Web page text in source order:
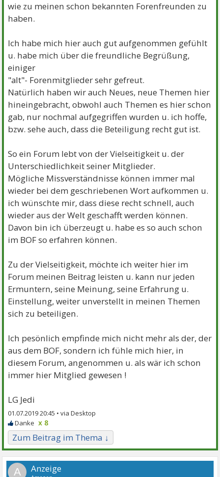
wie zu meinen schon bekannten Forenfreunden zu
haben.
Ich habe mich hier auch gut aufgenommen gefühlt
u. habe mich über die freundliche Begrüßung,
einiger
"alt"- Forenmitglieder sehr gefreut.
Natürlich haben wir auch Neues, neue Themen hier
hineingebracht, obwohl auch Themen es hier schon
gab, nur nochmal aufgegriffen wurden u. ich hoffe,
bzw. sehe auch, dass die Beteiligung recht gut ist.
So ein Forum lebt von der Vielseitigkeit u. der
Unterschiedlichkeit seiner Mitglieder.
Mögliche Missverständnisse können immer mal
wieder bei dem geschriebenen Wort aufkommen u.
ich wünschte mir, dass diese recht schnell, auch
wieder aus der Welt geschafft werden können.
Davon bin ich überzeugt u. habe es so auch schon
im BOF so erfahren können.
Zu der Vielseitigkeit, möchte ich weiter hier im
Forum meinen Beitrag leisten u. kann nur jeden
Ermuntern, seine Meinung, seine Erfahrung u.
Einstellung, weiter unverstellt in meinen Themen
sich zu beteiligen.
Ich pesönlich empfinde mich nicht mehr als der, der
aus dem BOF, sondern ich fühle mich hier, in
diesem Forum, angenommen u. als wär ich schon
immer hier Mitglied gewesen !
LG Jedi
01.07.2019 20:45 •
x 8
Zum Beitrag im Thema ↓
A